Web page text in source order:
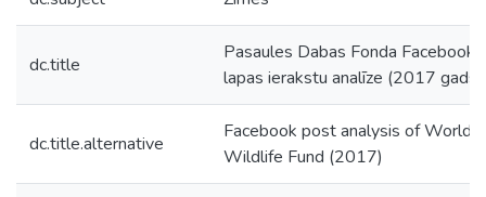
dc.title
Pasaules Dabas Fonda Facebook
lapas ierakstu analīze (2017 gads)
dc.title.alternative
Facebook post analysis of World
Wildlife Fund (2017)